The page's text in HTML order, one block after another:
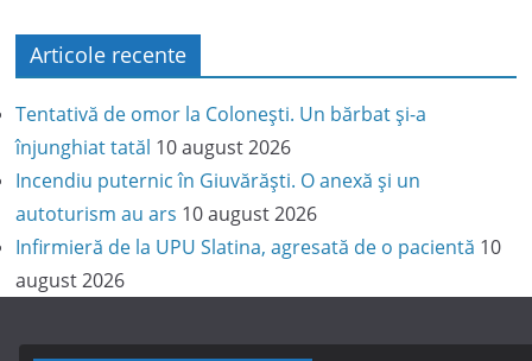
Articole recente
Tentativă de omor la Colonești. Un bărbat și-a
înjunghiat tatăl 10 august 2026
Incendiu puternic în Giuvărăști. O anexă și un
autoturism au ars 10 august 2026
Infirmieră de la UPU Slatina, agresată de o pacientă 10
august 2026